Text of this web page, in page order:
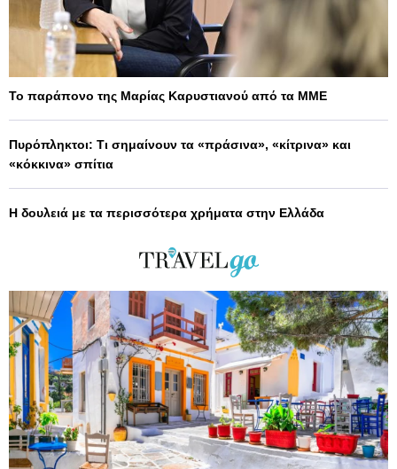
Το παράπονο της Μαρίας Καρυστιανού από τα ΜΜΕ
Πυρόπληκτοι: Τι σημαίνουν τα «πράσινα», «κίτρινα» και
«κόκκινα» σπίτια
Η δουλειά με τα περισσότερα χρήματα στην Ελλάδα